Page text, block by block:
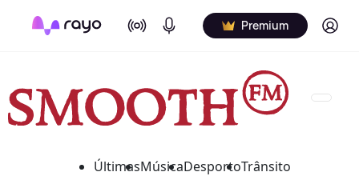
On Air Podcasts Premium Log in
ÚltimasMúsicaDesportoTrânsito